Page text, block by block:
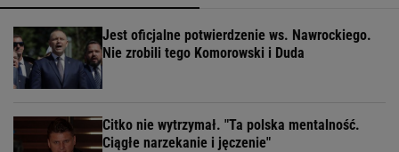
Jest oficjalne potwierdzenie ws. Nawrockiego.
Nie zrobili tego Komorowski i Duda
Citko nie wytrzymał. "Ta polska mentalność.
Ciągłe narzekanie i jęczenie"